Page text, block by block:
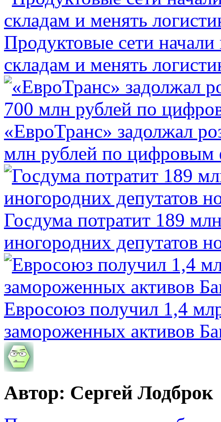
Продуктовые сети начали
складам и менять
«ЕвроТранс» задолжал
млн рублей по цифровым
Госдума потратит 189
иногородних депутатов
Евросоюз получил 1,4
замороженных активов
Автор: Сергей Лодброк